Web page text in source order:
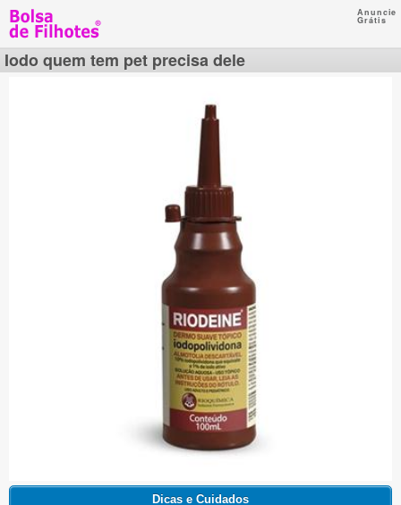
Anuncie
Grátis
Iodo quem tem pet precisa dele